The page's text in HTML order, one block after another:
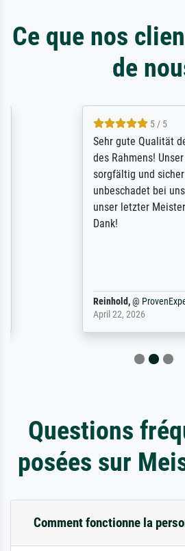
Ce que nos
de
5 / 5
Sehr gute Qualität des
des Rahmens! Unser Bild
sorgfältig und sicher
unbeschadet bei uns
unser letzter Meisterdruck
Reinhold,@ProvenExpert
April 22, 2026
Questions
posées sur
Comment fonctionne la